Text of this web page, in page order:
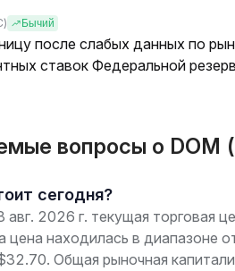
Бычий
после слабых данных по
ставок Федеральной
вопросы о DOM
сегодня?
2026 г. текущая торговая
цена находилась в
Общая рыночная